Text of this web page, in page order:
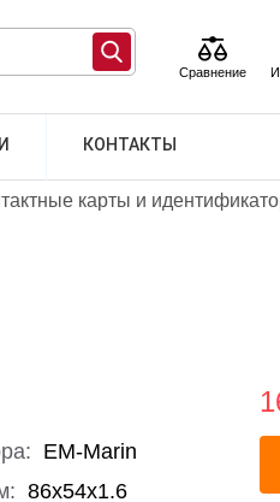
КОНТАКТЫ
Сравнение
карты и
EM-Marin
86х54х1.6